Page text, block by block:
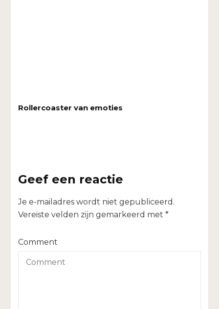
Rollercoaster van emoties
Geef een reactie
Je e-mailadres wordt niet gepubliceerd.
Vereiste velden zijn gemarkeerd met*
Comment